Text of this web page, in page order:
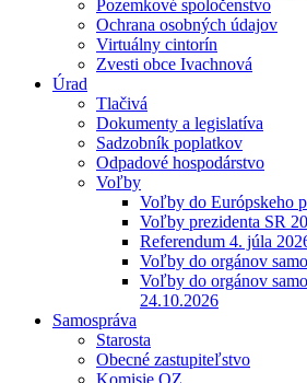
Pozemkové spoločenstvo
Ochrana osobných údajov
Virtuálny cintorín
Zvesti obce Ivachnová
Úrad
Tlačivá
Dokumenty a legislatíva
Sadzobník poplatkov
Odpadové hospodárstvo
Voľby
Voľby do Európskeho
Voľby prezidenta SR
Referendum 4. júla
Voľby do orgánov
Voľby do orgánov
24.10.2026
Samospráva
Starosta
Obecné zastupiteľstvo
Komisie OZ